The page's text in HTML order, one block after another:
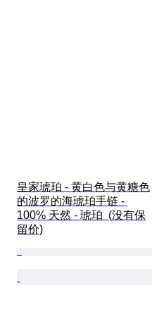
皇家琥珀 - 黄白色与黄糖色
的波罗的海琥珀手链 -
100% 天然 - 琥珀  (没有保
留价)